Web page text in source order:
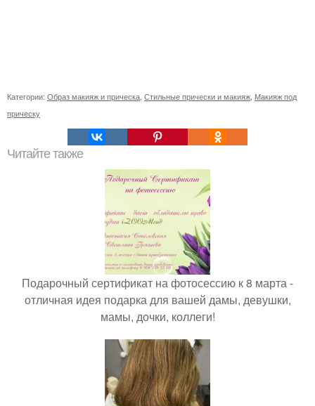
Категории: Образ макияж и прическа Стильные прически и макияж Макияж под
прическу
Читайте также
Подарочный сертификат на фотосессию к 8 марта -
отличная идея подарка для вашей дамы, девушки,
мамы, дочки, коллеги!